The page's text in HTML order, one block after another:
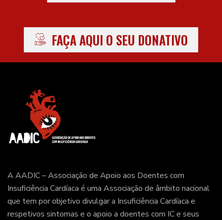
FAÇA AQUI O SEU DONATIVO
A AADIC – Associação de Apoio aos Doentes com
Insuficiência Cardíaca é uma Associação de âmbito nacional
que tem por objetivo divulgar a Insuficiência Cardíaca e
respetivos sintomas e o apoio a doentes com IC e seus